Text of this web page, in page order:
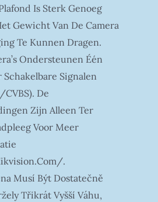
Is Sterk Genoeg
Gewicht Van De Camera
Te Kunnen Dragen.
Ondersteunen Één
Schakelbare Signalen
De
Zijn Alleen Ter
Voor Meer
.
Musí Být Dostatečně
Třikrát Vyšší Váhu,